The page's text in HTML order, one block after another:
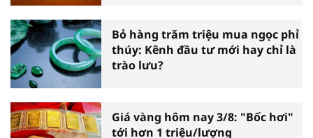
Bỏ hàng trăm triệu mua ngọc phỉ
thúy: Kênh đầu tư mới hay chỉ là
trào lưu?
Giá vàng hôm nay 3/8: "Bốc hơi"
tới hơn 1 triệu/lượng